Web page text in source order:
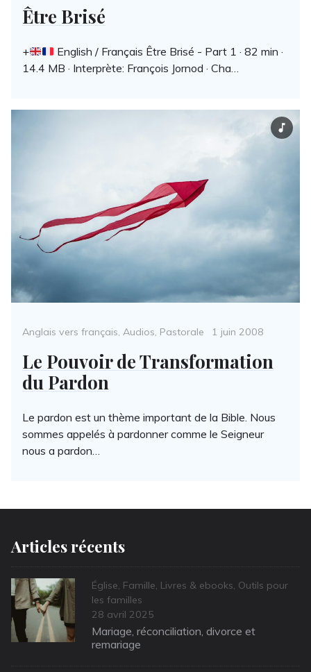
Être Brisé
+
English / Français Être Brisé - Part 1 · 82 min ·
14.4 MB · Interprète: François Jornod · Cha…
Categories
Anglais vers français, Audios, Pastorale
Posted
1 juin 2008
Le Pouvoir de Transformation
du Pardon
Le pardon est un thème important de la Bible. Nous
sommes appelés à pardonner comme le Seigneur
nous a pardon…
Articles récents
Categories
Église, Famille, Livres & ebooks, Outils pour
les familles
Posted
on
28 avril 2025
Mariage, réconciliation, divorce et
remariage